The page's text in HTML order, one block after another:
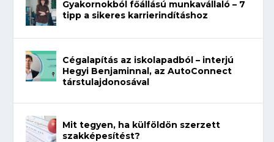
Gyakornokból főállású munkavállaló – 7
tipp a sikeres karrierindításhoz
Cégalapítás az iskolapadból – interjú
Hegyi Benjaminnal, az AutoConnect
társtulajdonosával
Mit tegyen, ha külföldön szerzett
szakképesítést?